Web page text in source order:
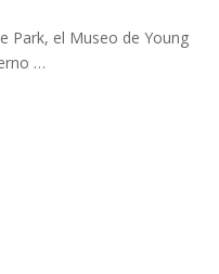
Park, el Museo de Young
…